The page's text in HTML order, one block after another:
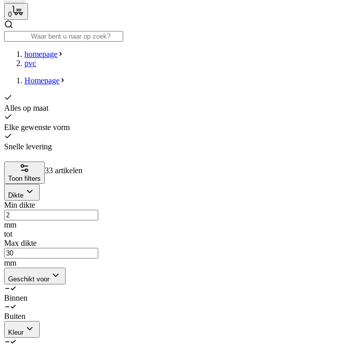
0
homepage
pvc
Homepage
Alles op maat
Elke gewenste vorm
Snelle levering
Toon filters
33 artikelen
Dikte
Min dikte
mm
tot
Max dikte
mm
Geschikt voor
Binnen
Buiten
Kleur